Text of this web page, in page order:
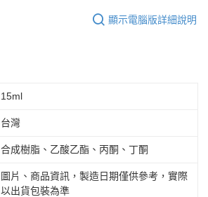
顯示電腦版詳細說明
15ml
台灣
合成樹脂、乙酸乙酯、丙酮、丁酮
圖片、商品資訊，製造日期僅供參考，實際
以出貨包裝為準